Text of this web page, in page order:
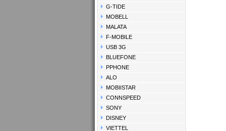
G-TIDE
MOBELL
MALATA
F-MOBILE
USB 3G
BLUEFONE
PPHONE
ALO
MOBIISTAR
CONNSPEED
SONY
DISNEY
VIETTEL